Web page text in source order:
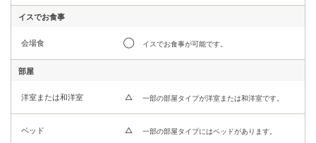
イスでお食事
会場食 ◯ イスでお食事が可能です。
部屋
洋室または和洋室 △ 一部の部屋タイプが洋室または和洋室です。
ベッド △ 一部の部屋タイプにはベッドがあります。